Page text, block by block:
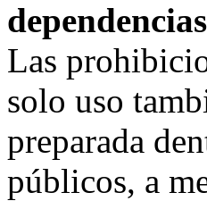
Las
solo uso
preparada
públicos, a